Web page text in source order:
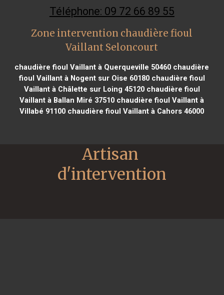
Téléphone: 09 72 66 89 55
Zone intervention chaudière fioul
Vaillant Seloncourt
chaudière fioul Vaillant à Querqueville 50460 chaudière
fioul Vaillant à Nogent sur Oise 60180chaudière fioul
Vaillant à Châlette sur Loing 45120chaudière fioul
Vaillant à Ballan Miré 37510 chaudière fioul Vaillant à
Villabé 91100 chaudière fioul Vaillant à Cahors 46000
Artisan
d'intervention